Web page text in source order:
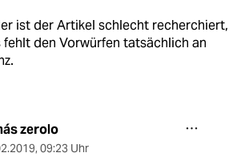
ist der Artikel schlecht recherchiert,
fehlt den Vorwürfen tatsächlich an
zerolo
, 09:23 Uhr